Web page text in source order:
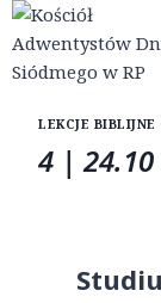
Przejdź
do
treści
LEKCJE BIBLIJNE
4 | 24.10